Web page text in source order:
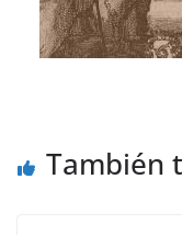
También